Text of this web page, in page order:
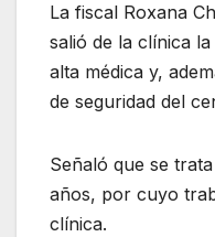
La fiscal Roxana
salió de la clínica
alta médica y,
de seguridad del
Señaló que se
años, por cuyo
clínica.